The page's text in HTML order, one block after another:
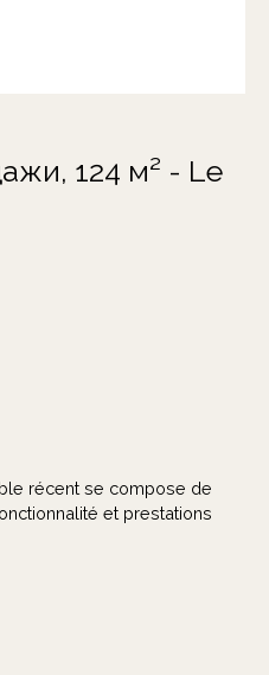
124 м² - Le
récent se compose de
et prestations